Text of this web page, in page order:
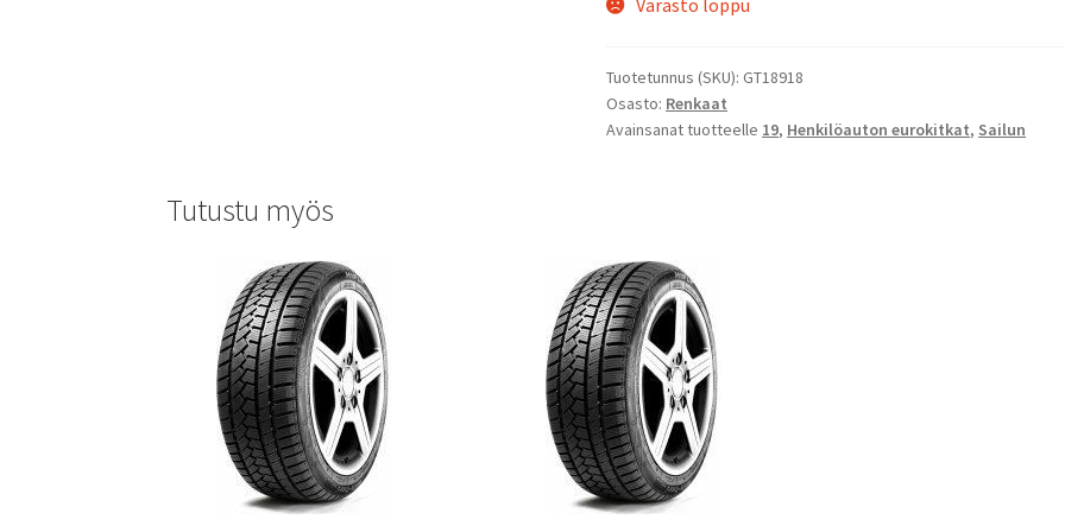
Tuotetunnus (SKU):GT18918
Osasto: Renkaat
Avainsanat tuotteelle 19, Henkilöauton eurokitkat, Sailun
Tutustu myös